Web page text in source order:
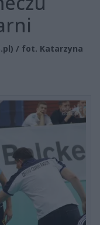
) / fot. Katarzyna